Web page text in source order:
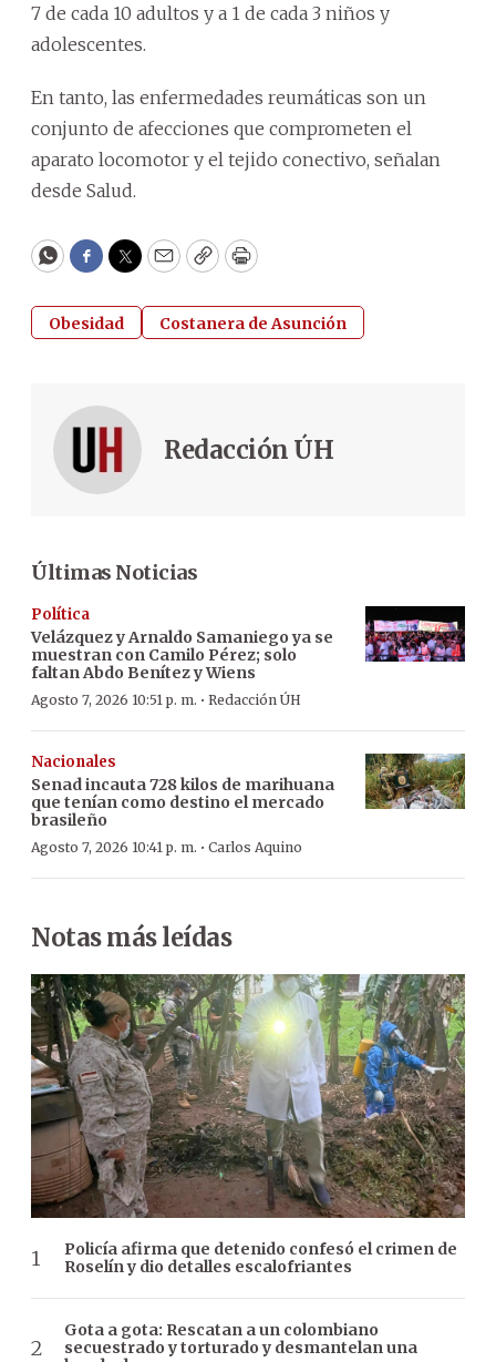
7 de cada 10 adultos y a 1 de cada 3 niños y
adolescentes.
En tanto, las enfermedades reumáticas son un
conjunto de afecciones que comprometen el
aparato locomotor y el tejido conectivo, señalan
desde Salud.
WhatsApp
Facebook
Twitter
EmailCopyPrint
Obesidad Costanera de Asunción
Redacción ÚH
Últimas Noticias
Política
Velázquez y Arnaldo Samaniego ya se
muestran con Camilo Pérez; solo
faltan Abdo Benítez y Wiens
Agosto 7, 2026 10:51 p. m. · Redacción ÚH
Nacionales
Senad incauta 728 kilos de marihuana
que tenían como destino el mercado
brasileño
Agosto 7, 2026 10:41 p. m. · Carlos Aquino
Notas más leídas
Policía afirma que detenido confesó el crimen de
Roselín y dio detalles escalofriantes
Gota a gota: Rescatan a un colombiano
secuestrado y torturado y desmantelan una